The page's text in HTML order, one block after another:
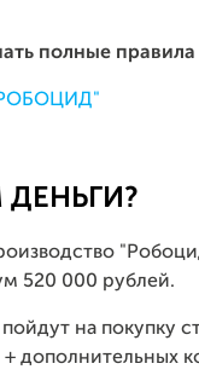
полные правила
520 000 рублей.
на покупку
+ дополнительных